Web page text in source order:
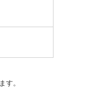
す。